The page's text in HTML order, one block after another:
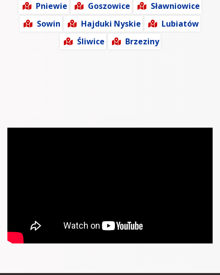
Pniewie
Goszowice
Sławniowice
Sowin
Hajduki Nyskie
Lubiatów
Śliwice
Brzeziny